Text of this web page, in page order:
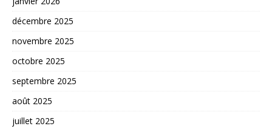
décembre 2025
novembre 2025
octobre 2025
septembre 2025
août 2025
juillet 2025